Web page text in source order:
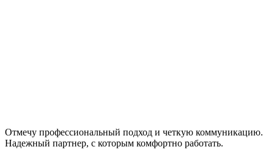
Отмечу профессиональный подход и четкую коммуникацию.
Надежный партнер, с которым комфортно работать.